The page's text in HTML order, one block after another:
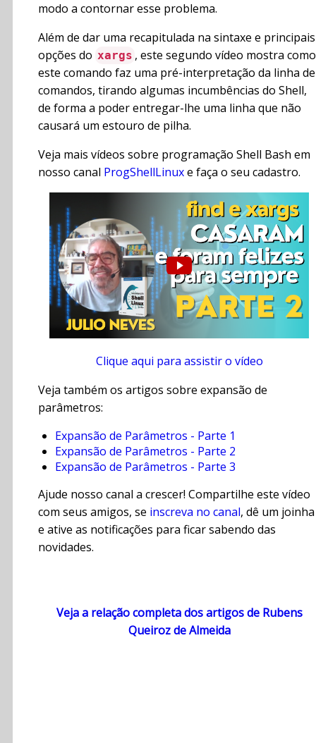
modo a contornar esse problema.
Além de dar uma recapitulada na sintaxe e principais
opções do xargs , este segundo vídeo mostra como
este comando faz uma pré-interpretação da linha de
comandos, tirando algumas incumbências do Shell,
de forma a poder entregar-lhe uma linha que não
causará um estouro de pilha.
Veja mais vídeos sobre programação Shell Bash em
nosso canal ProgShellLinuxe faça o seu cadastro.
Clique aqui para assistir o vídeo
Veja também os artigos sobre expansão de
parâmetros:
Expansão de Parâmetros - Parte 1
Expansão de Parâmetros - Parte 2
Expansão de Parâmetros - Parte 3
Ajude nosso canal a crescer! Compartilhe este vídeo
com seus amigos, se inscreva no canal, dê um joinha
e ative as notificações para ficar sabendo das
novidades.
Veja a relação completa dos artigos de Rubens
Queiroz de Almeida